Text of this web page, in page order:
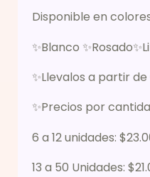
Disponible en
✨Blanco
✨Llevalos a partir
✨Precios por
6 a 12 unidades:
13 a 50 Unidades: